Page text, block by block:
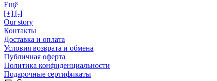
Ещё
[+] [-]
Our story
Контакты
Доставка и оплата
Условия возврата и обмена
Публичная оферта
Политика конфиденциальности
Подарочные сертификаты